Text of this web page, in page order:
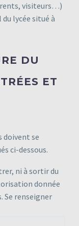
visiteurs…)
lycée situé à
DU
ET
doivent se
ci-dessous.
ni à sortir du
donnée
Se renseigner